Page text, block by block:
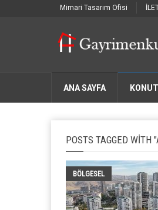
Mimari Tasarım Ofisi
ANA SAYFA
POSTS TAGGED WITH
BÖLGESEL